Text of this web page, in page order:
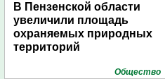
В Пензенской области
увеличили площадь
охраняемых природных
территорий
Общество